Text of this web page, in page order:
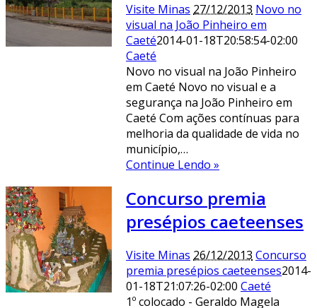
Visite Minas 27/12/2013 Novo no
visual na João Pinheiro em
Caeté2014-01-18T20:58:54-02:00
Caeté
Novo no visual na João Pinheiro
em Caeté Novo no visual e a
segurança na João Pinheiro em
Caeté Com ações contínuas para
melhoria da qualidade de vida no
município,…
Continue Lendo »
Concurso premia
presépios caeteenses
Visite Minas 26/12/2013 Concurso
premia presépios caeteenses2014-
01-18T21:07:26-02:00 Caeté
1º colocado - Geraldo Magela